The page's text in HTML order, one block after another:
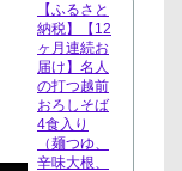
【ふるさと
納税】【12
ヶ月連続お
届け】名人
の打つ越前
おろしそば
4食入り
（麺つゆ、
辛味大根、